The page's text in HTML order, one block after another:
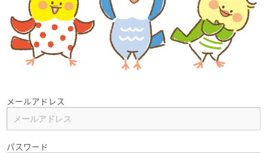
メールアドレス
パスワード